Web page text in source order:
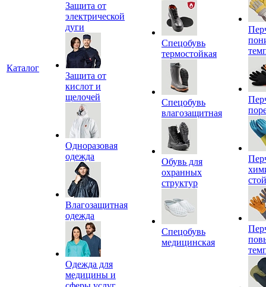
Каталог
Защита от
электрической
дуги
Защита от
кислот и
щелочей
Одноразовая
одежда
Влагозащитная
одежда
Одежда для
медицины и
Спецобувь
термостойкая
Спецобувь
влагозащитная
Обувь для
охранных
структур
Спецобувь
медицинская